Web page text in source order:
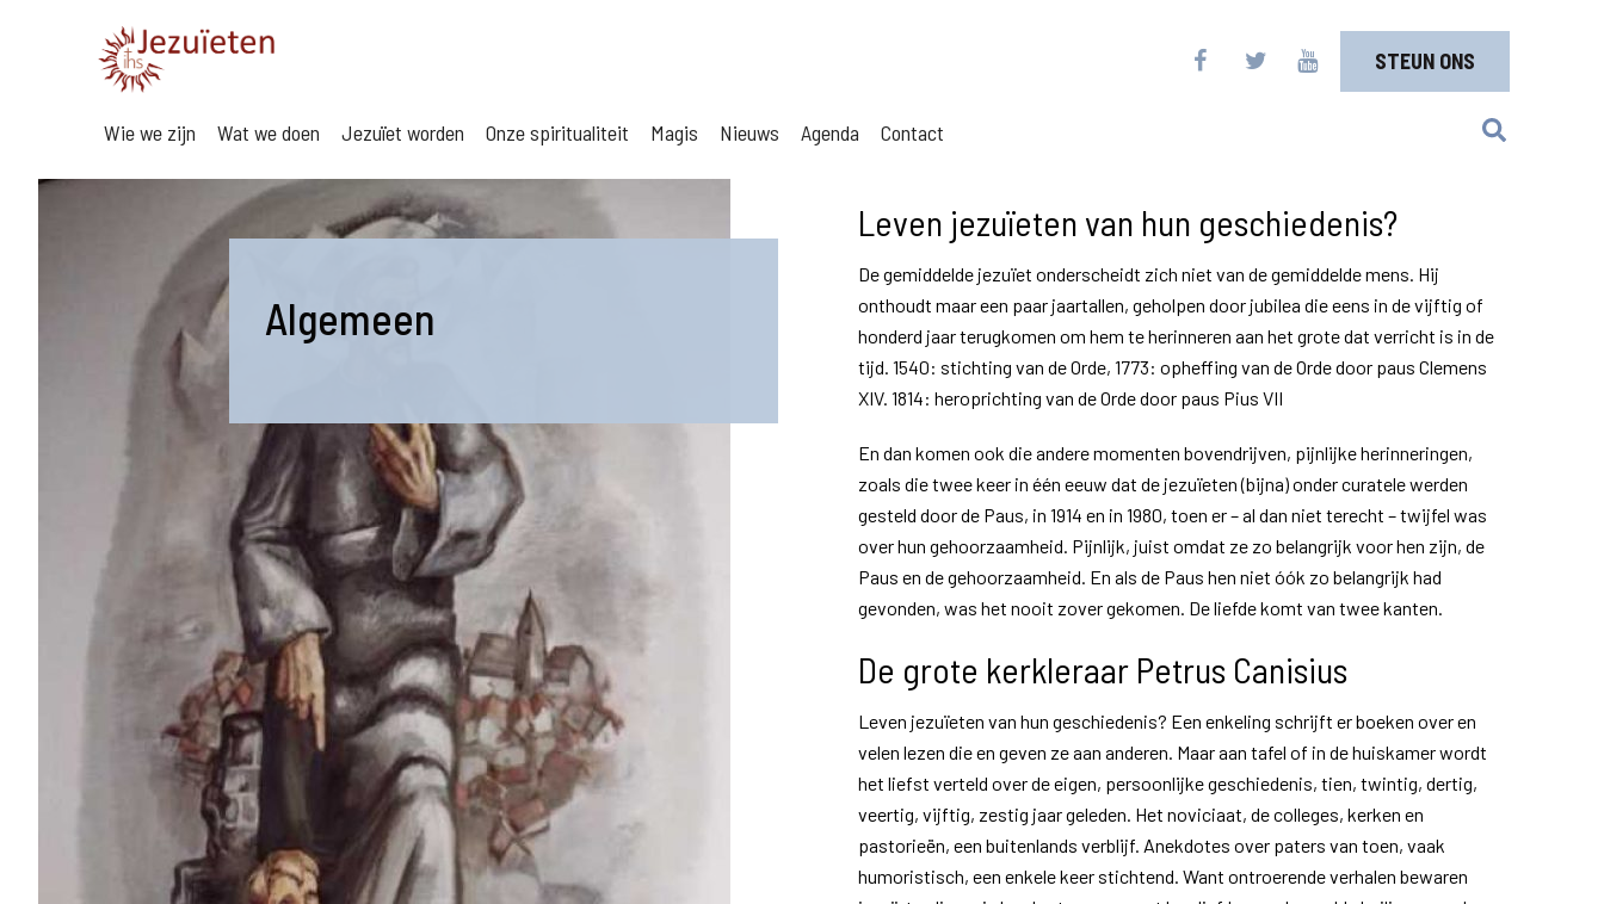
STEUN ONS
Wie we zijn Wat we doen Jezuïet worden Onze spiritualiteit Magis Nieuws Agenda Contact
Algemeen
Leven jezuïeten van hun geschiedenis?
De gemiddelde jezuïet onderscheidt zich niet van de gemiddelde mens. Hij
onthoudt maar een paar jaartallen, geholpen door jubilea die eens in de vijftig of
honderd jaar terugkomen om hem te herinneren aan het grote dat verricht is in de
tijd. 1540: stichting van de Orde, 1773: opheffing van de Orde door paus Clemens
XIV. 1814: heroprichting van de Orde door paus Pius VII
En dan komen ook die andere momenten bovendrijven, pijnlijke herinneringen,
zoals die twee keer in één eeuw dat de jezuïeten (bijna) onder curatele werden
gesteld door de Paus, in 1914 en in 1980, toen er – al dan niet terecht – twijfel was
over hun gehoorzaamheid. Pijnlijk, juist omdat ze zo belangrijk voor hen zijn, de
Paus en de gehoorzaamheid. En als de Paus hen niet óók zo belangrijk had
gevonden, was het nooit zover gekomen. De liefde komt van twee kanten.
De grote kerkleraar Petrus Canisius
Leven jezuïeten van hun geschiedenis? Een enkeling schrijft er boeken over en
velen lezen die en geven ze aan anderen. Maar aan tafel of in de huiskamer wordt
het liefst verteld over de eigen, persoonlijke geschiedenis, tien, twintig, dertig,
veertig, vijftig, zestig jaar geleden. Het noviciaat, de colleges, kerken en
pastorieën, een buitenlands verblijf. Anekdotes over paters van toen, vaak
humoristisch, een enkele keer stichtend. Want ontroerende verhalen bewaren